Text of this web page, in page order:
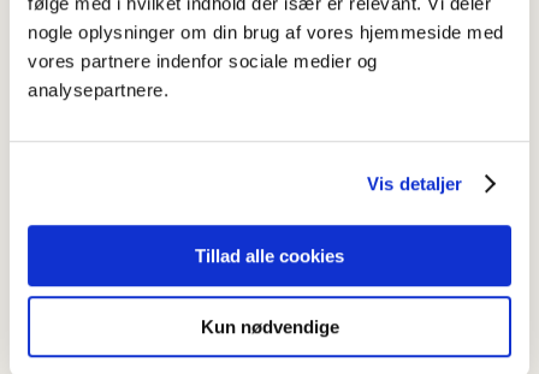
nogle oplysninger om din brug af vores hjemmeside med
vores partnere indenfor sociale medier og
analysepartnere.
Vis detaljer
Tillad alle cookies
Kun nødvendige
micromanagement ,mikromanagement sb. det at alt er styret
i detaljer
(1993)
onboarde vb.integrere i et (arbejds)fællesskab
onboarding sb.integrering i et (arbejds)fællesskab